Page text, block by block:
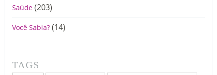
Saúde (203)
Você Sabia? (14)
TAGS